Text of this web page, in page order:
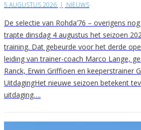
5 AUGUSTUS 2026 | NIEUWS
De selectie van Rohda’76 – overigens
trapte dinsdag 4 augustus het seizoen
training. Dat gebeurde voor het derde
leiding van trainer-coach Marco Lange,
Ranck, Erwin Griffioen en keeperstrainer
UitdagingHet nieuwe seizoen betekent
uitdaging….